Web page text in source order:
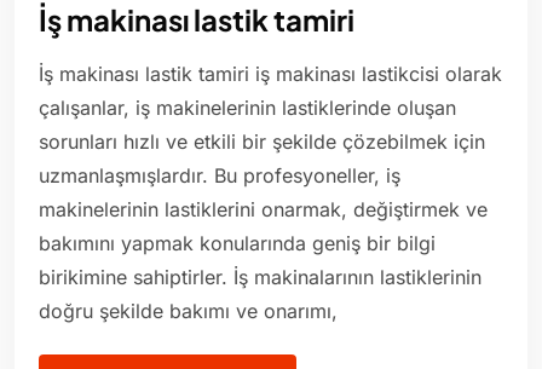
İş makinası lastik tamiri
İş makinası lastik tamiri iş makinası lastikcisi olarak
çalışanlar, iş makinelerinin lastiklerinde oluşan
sorunları hızlı ve etkili bir şekilde çözebilmek için
uzmanlaşmışlardır. Bu profesyoneller, iş
makinelerinin lastiklerini onarmak, değiştirmek ve
bakımını yapmak konularında geniş bir bilgi
birikimine sahiptirler. İş makinalarının lastiklerinin
doğru şekilde bakımı ve onarımı,